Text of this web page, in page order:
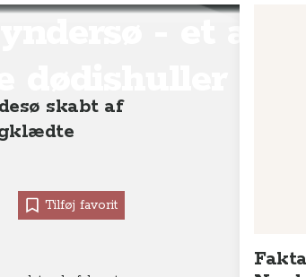
- et af
skabt af
Tilføj favorit